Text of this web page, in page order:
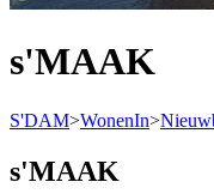
s'MAAK
S'DAM>WonenIn>
s'MAAK